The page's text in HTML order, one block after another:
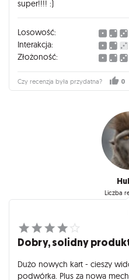
super!!!! :)
Losowość:
Interakcja:
Złożoność:
Czy recenzja była przydatna? 0
Liczba
Dobry, solidny
Dużo nowych kart - cieszy
podwórka. Plus za nowa